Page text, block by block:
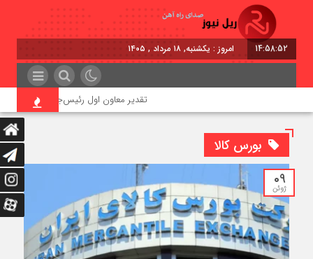
14:58:52 امروز : یکشنبه, ۱۸ مرداد , ۱۴۰۵
تقدیر معاون اول رئیس‌جمهور از مدیرعامل
بورس کالا
09
ژوئن